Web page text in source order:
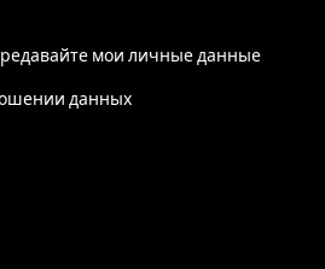
мои личные данные
данных